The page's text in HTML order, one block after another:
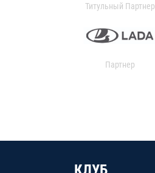
Титульный Партнер
Партнер